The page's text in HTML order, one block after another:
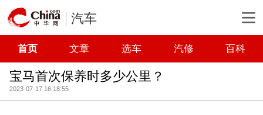
汽车
首页 文章 选车 汽修 百科
宝马首次保养时多少公里？
2023-07-17 16:18:55